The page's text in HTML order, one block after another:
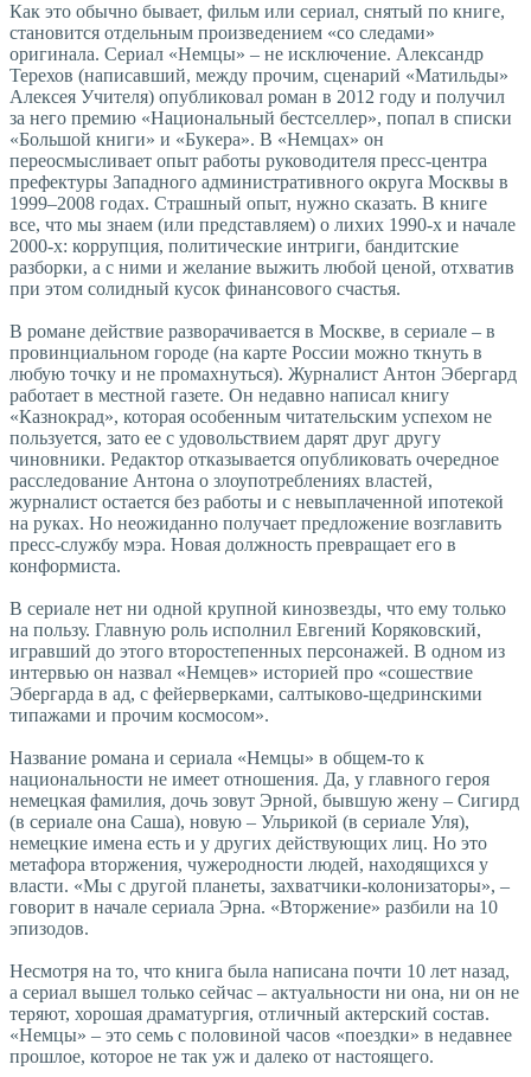
Как это обычно бывает, фильм или сериал, снятый по книге,
становится отдельным произведением «со следами»
оригинала. Сериал «Немцы» – не исключение. Александр
Терехов (написавший, между прочим, сценарий «Матильды»
Алексея Учителя) опубликовал роман в 2012 году и получил
за него премию «Нацио­нальный бестселлер», попал в списки
«Большой книги» и «Букера». В «Немцах» он
переосмысливает опыт работы руководителя пресс-цент­ра
префектуры Западного административного округа Москвы в
1999–2008 годах. Страшный опыт, нужно сказать. В книге
все, что мы знаем (или представляем) о лихих 1990-х и начале
2000-х: коррупция, политические интриги, бандитские
разборки, а с ними и желание выжить любой ценой, отхватив
при этом солидный кусок финансового счастья.
В романе действие разворачивается в Москве, в сериале – в
провинциальном городе (на карте России можно ткнуть в
любую точку и не промахнуться). Журналист Антон Эбергард
работает в местной газете. Он недавно написал книгу
«Казнокрад», которая особенным читательским успехом не
пользуется, зато ее с удовольствием дарят друг другу
чиновники. Редактор отказывается опубликовать очередное
расследование Антона о злоупотреб­лениях властей,
журналист остается без работы и с невыплаченной ипотекой
на руках. Но неожиданно получает предложение возглавить
пресс-службу мэра. Новая должность превращает его в
конформиста.
В сериале нет ни одной крупной кинозвезды, что ему только
на пользу. Главную роль исполнил Евгений Коряковский,
игравший до этого второстепенных персонажей. В одном из
интервью он назвал «Немцев» историей про «сошествие
Эбергарда в ад, с фейерверками, салтыково-щедринскими
типажами и прочим космосом».
Название романа и сериала «Немцы» в общем-то к
национальности не имеет отношения. Да, у главного героя
немецкая фамилия, дочь зовут Эрной, бывшую жену – Сигирд
(в сериале она Саша), новую – Ульрикой (в сериале Уля),
немецкие имена есть и у других действующих лиц. Но это
метафора вторжения, чужеродности людей, находящихся у
власти. «Мы с другой планеты, захватчики-колонизаторы», –
говорит в начале сериала Эрна. «Вторжение» разбили на 10
эпизодов.
Несмотря на то, что книга была написана почти 10 лет назад,
а сериал вышел только сейчас – актуальности ни она, ни он не
теряют, хорошая драматургия, отличный актерский состав.
«Немцы» – это семь с половиной часов «поездки» в недавнее
прошлое, которое не так уж и далеко от настоящего.